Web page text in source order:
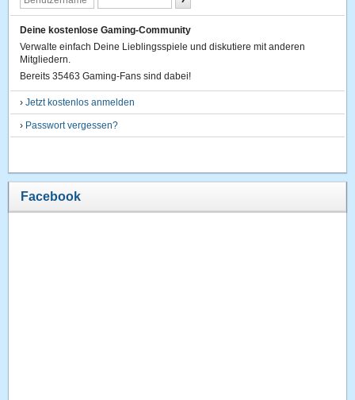
Deine kostenlose Gaming-Community
Verwalte einfach Deine Lieblingsspiele und diskutiere mit anderen
Mitgliedern.
Bereits 35463 Gaming-Fans sind dabei!
›Jetzt kostenlos anmelden
› Passwort vergessen?
Facebook